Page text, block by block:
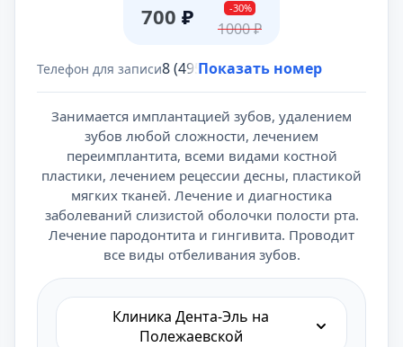
700 ₽ -30%
1000₽
Телефон для записи8 (495) 431-69-47
Показать номер
Занимается имплантацией зубов, удалением
зубов любой сложности, лечением
переимплантита, всеми видами костной
пластики, лечением рецессии десны, пластикой
мягких тканей. Лечение и диагностика
заболеваний слизистой оболочки полости рта.
Лечение пародонтита и гингивита. Проводит
все виды отбеливания зубов.
Клиника Дента-Эль на
Полежаевской